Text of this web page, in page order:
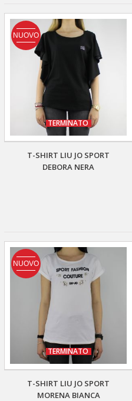
TERMINATO
NUOVO
T-SHIRT LIU JO SPORT
DEBORA NERA
TERMINATO
NUOVO
T-SHIRT LIU JO SPORT
MORENA BIANCA